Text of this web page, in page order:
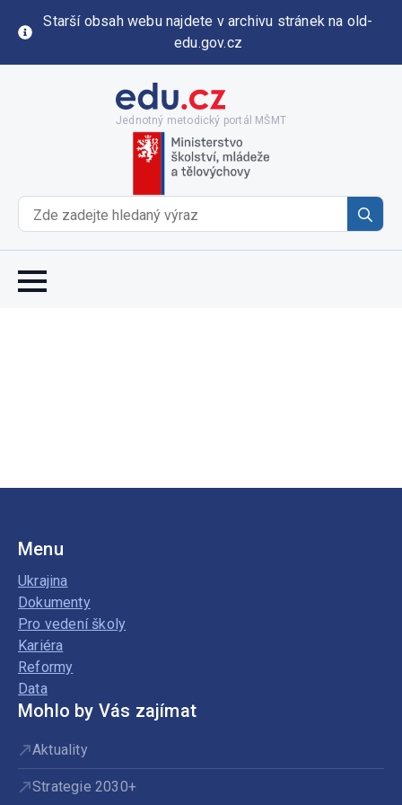
Starší obsah webu najdete v archivu stránek na old-
edu.gov.cz
Jednotný metodický portál MŠMT
for:
Menu
Ukrajina
Dokumenty
Pro vedení školy
Kariéra
Reformy
Data
Mohlo by Vás zajímat
Aktuality
Strategie 2030+